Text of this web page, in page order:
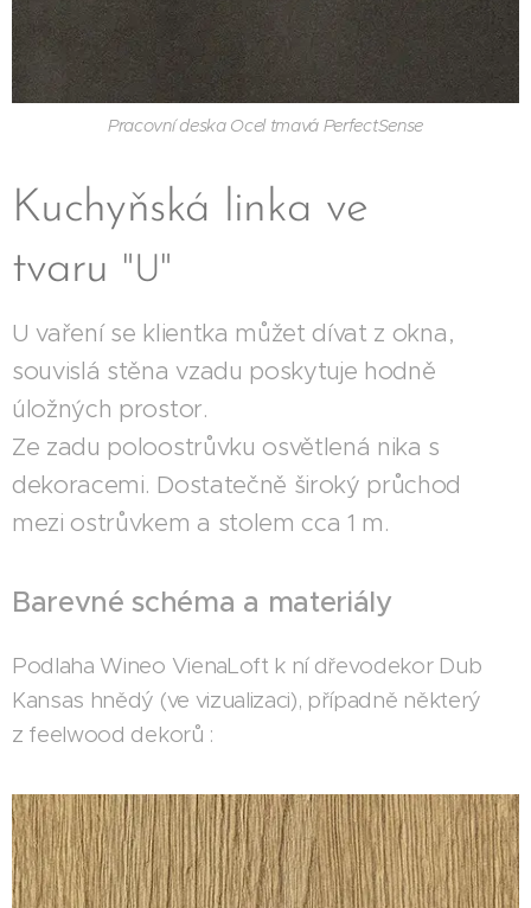
Pracovní deska Ocel tmavá PerfectSense
Kuchyňská linka ve
tvaru "U"
U vaření se klientka můžet dívat z okna,
souvislá stěna vzadu poskytuje hodně
úložných prostor.
Ze zadu poloostrůvku osvětlená nika s
dekoracemi. Dostatečně široký průchod
mezi ostrůvkem a stolem cca 1 m.
Barevné schéma a materiály
Podlaha Wineo VienaLoft k ní dřevodekor Dub
Kansas hnědý (ve vizualizaci), případně některý
z feelwood dekorů :